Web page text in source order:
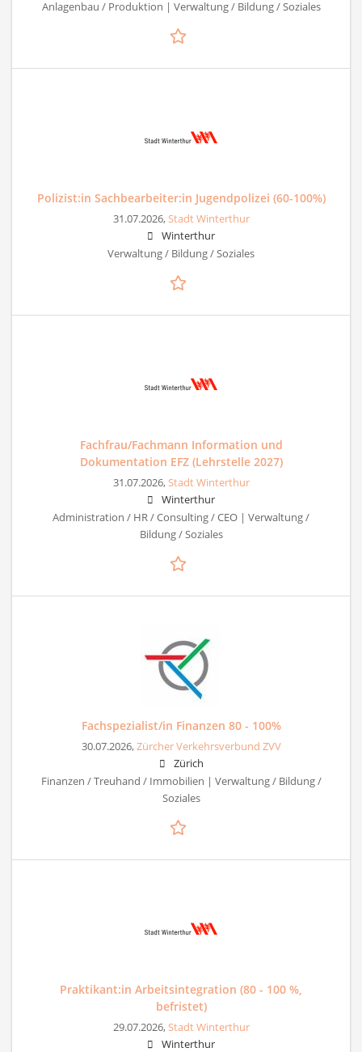
Anlagenbau / Produktion | Verwaltung / Bildung / Soziales
Polizist:in Sachbearbeiter:in Jugendpolizei (60-100%)
31.07.2026,Stadt Winterthur
Winterthur
Verwaltung / Bildung / Soziales
Fachfrau/Fachmann Information und
Dokumentation EFZ (Lehrstelle 2027)
31.07.2026,Stadt Winterthur
Winterthur
Administration / HR / Consulting / CEO | Verwaltung /
Bildung / Soziales
Fachspezialist/in Finanzen 80 - 100%
30.07.2026,Zürcher Verkehrsverbund ZVV
Zürich
Finanzen / Treuhand / Immobilien | Verwaltung / Bildung /
Soziales
Praktikant:in Arbeitsintegration (80 - 100 %,
befristet)
29.07.2026,Stadt Winterthur
Winterthur